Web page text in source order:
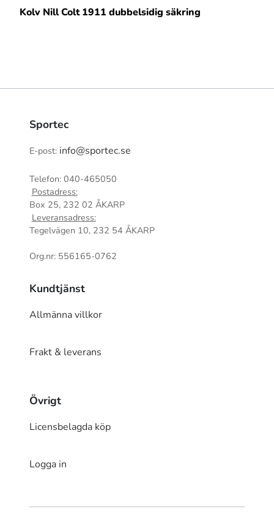
Kolv Nill Colt 1911 dubbelsidig säkring
Sportec
E-post: info@sportec.se
Telefon: 040-465050
Postadress:
Box 25, 232 02 ÅKARP
Leveransadress:
Tegelvägen 10, 232 54 ÅKARP
Org.nr: 556165-0762
Kundtjänst
Allmänna villkor
Frakt & leverans
Övrigt
Licensbelagda köp
Logga in